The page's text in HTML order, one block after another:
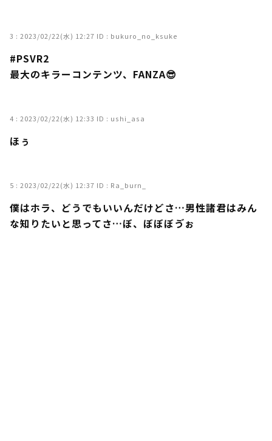
3 : 2023/02/22(水) 12:27 ID : bukuro_no_ksuke
#PSVR2
最大のキラーコンテンツ、FANZA😎
4 : 2023/02/22(水) 12:33 ID : ushi_asa
ほぅ
5 : 2023/02/22(水) 12:37 ID : Ra_burn_
僕はホラ、どうでもいいんだけどさ…男性諸君はみん
な知りたいと思ってさ…ぼ、ぼぼぼゔぉ